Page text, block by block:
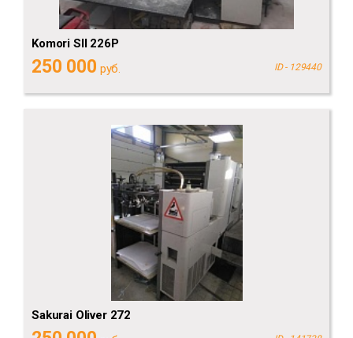
Komori SII 226P
250 000 руб. ID - 129440
Sakurai Oliver 272